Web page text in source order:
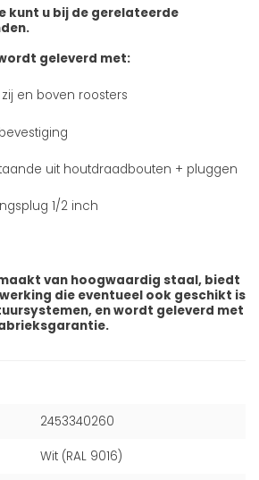
kunt u bij de gerelateerde
geleverd met:
en boven roosters
uit houtdraadbouten + pluggen
1/2 inch
van hoogwaardig staal, biedt
die eventueel ook geschikt is
en wordt geleverd met
2453340260
Wit (RAL 9016)